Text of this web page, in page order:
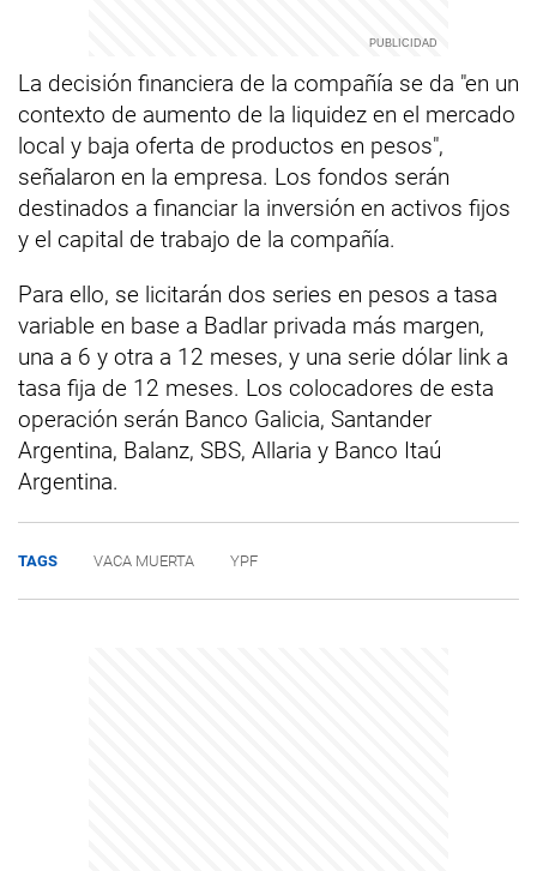
La decisión financiera de la compañía se da "en un
contexto de aumento de la liquidez en el mercado
local y baja oferta de productos en pesos",
señalaron en la empresa. Los fondos serán
destinados a financiar la inversión en activos fijos
y el capital de trabajo de la compañía.
Para ello, se licitarán dos series en pesos a tasa
variable en base a Badlar privada más margen,
una a 6 y otra a 12 meses, y una serie dólar link a
tasa fija de 12 meses. Los colocadores de esta
operación serán Banco Galicia, Santander
Argentina, Balanz, SBS, Allaria y Banco Itaú
Argentina.
TAGS VACA MUERTA YPF